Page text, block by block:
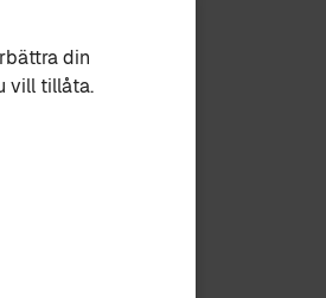
skyltar
din
vill tillåta.